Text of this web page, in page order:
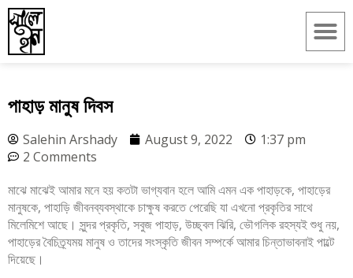
পাহাড় মানুষ দিবস
Salehin Arshady August 9, 2022
1:37 pm
2 Comments
মাঝে মাঝেই আমার মনে হয় কতটা ভাগ্যবান হলে আমি এমন এক পাহাড়কে, পাহাড়ের
মানুষকে, পাহাড়ি জীবনব্যবস্থাকে চাক্ষুষ করতে পেরেছি যা এখনো প্রকৃতির সাথে
মিলেমিশে আছে। সুন্দর প্রকৃতি, সবুজ পাহাড়, উচ্ছ্বল ঝিরি, ভৌগলিক রহস্যই শুধু নয়,
পাহাড়ের বৈচিত্র্যময় মানুষ ও তাদের সংস্কৃতি জীবন সম্পর্কে আমার চিন্তাভাবনাই পাল্টে
দিয়েছে।